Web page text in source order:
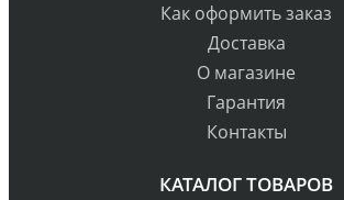
Как оформить заказ
Доставка
О магазине
Гарантия
Контакты
КАТАЛОГ ТОВАРОВ